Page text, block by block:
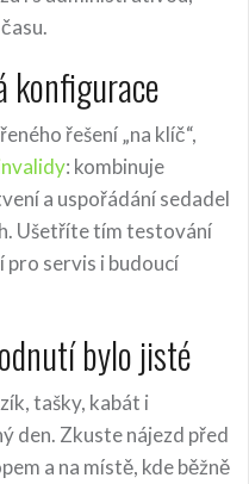
konfigurace
řešení „na klíč“,
: kombinuje
a uspořádání sedadel
Ušetříte tím testování
pro servis i budoucí
bylo jisté
tašky, kabát i
den. Zkuste nájezd před
a na místě, kde běžně